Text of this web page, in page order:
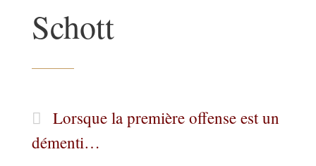
Schott
Lorsque la première offense est un
démenti…